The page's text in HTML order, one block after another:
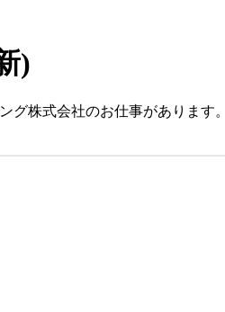
)
グ株式会社のお仕事があります